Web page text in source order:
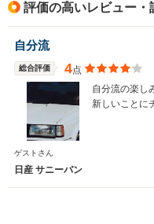
WLTCモード
燃費
-m
評価の高いレビュー・
自分流
総合評価 4点
自分流の楽し
新しいことに
ゲストさん
日産 サニーバン